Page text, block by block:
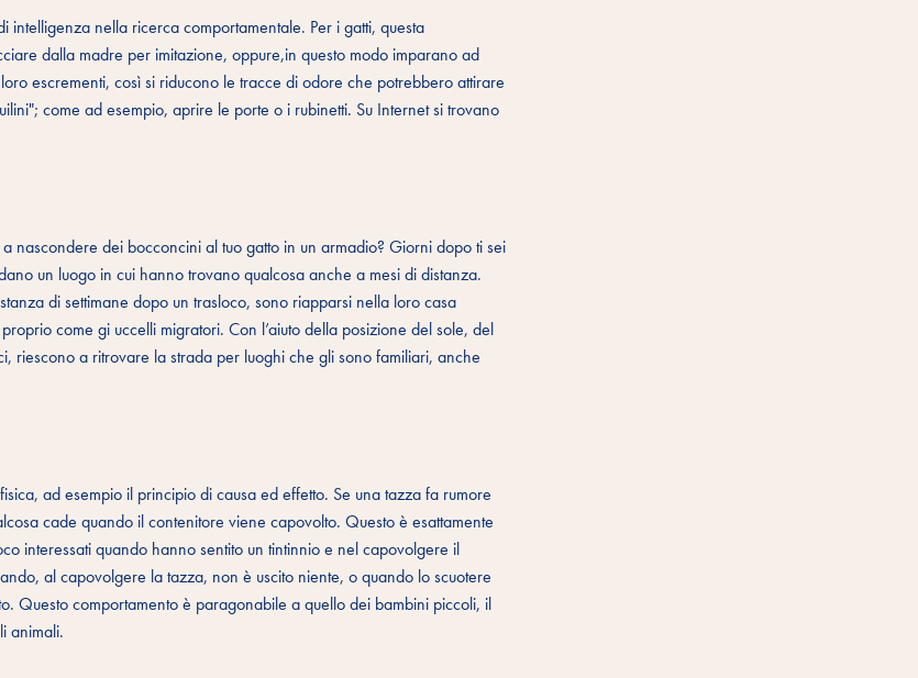
nella ricerca comportamentale. Per i gatti, questa
dalla madre per imitazione, oppure,in questo modo imparano ad
escrementi, così si riducono le tracce di odore che potrebbero attirare
come ad esempio, aprire le porte o i rubinetti. Su Internet si trovano
nascondere dei bocconcini al tuo gatto in un armadio? Giorni dopo ti sei
un luogo in cui hanno trovano qualcosa anche a mesi di distanza.
di settimane dopo un trasloco, sono riapparsi nella loro casa
come gi uccelli migratori. Con l’aiuto della posizione del sole, del
riescono a ritrovare la strada per luoghi che gli sono familiari, anche
ad esempio il principio di causa ed effetto. Se una tazza fa rumore
cade quando il contenitore viene capovolto. Questo è esattamente
interessati quando hanno sentito un tintinnio e nel capovolgere il
al capovolgere la tazza, non è uscito niente, o quando lo scuotere
Questo comportamento è paragonabile a quello dei bambini piccoli, il
animali.